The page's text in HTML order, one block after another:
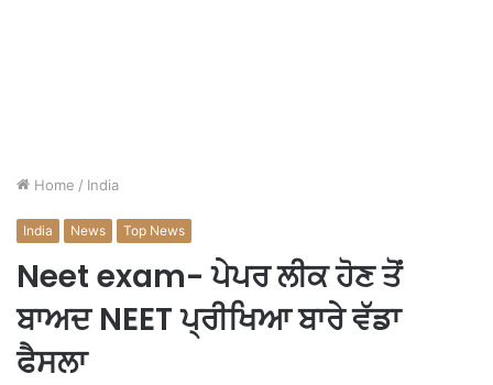
Home / India
India News Top News
Neet exam- ਪੇਪਰ ਲੀਕ ਹੋਣ ਤੋਂ
ਬਾਅਦ NEET ਪ੍ਰੀਖਿਆ ਬਾਰੇ ਵੱਡਾ
ਫੈਸਲਾ